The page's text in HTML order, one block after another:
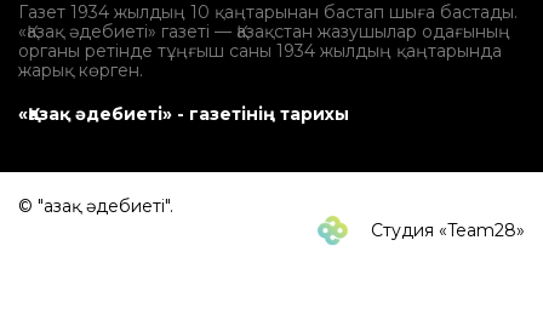
Газет 1934 жылдың 10 қаңтарынан бастап шыға бастады.
«Қазақ әдебиеті» газеті — Қазақстан жазушылар одағының
органы ретінде тұңғыш саны 1934 жылдың қаңтарында
жарық көрген.
«Қазақ әдебиеті» - газетінің тарихы
© "Қазақ әдебиеті".
Студия «Team28»